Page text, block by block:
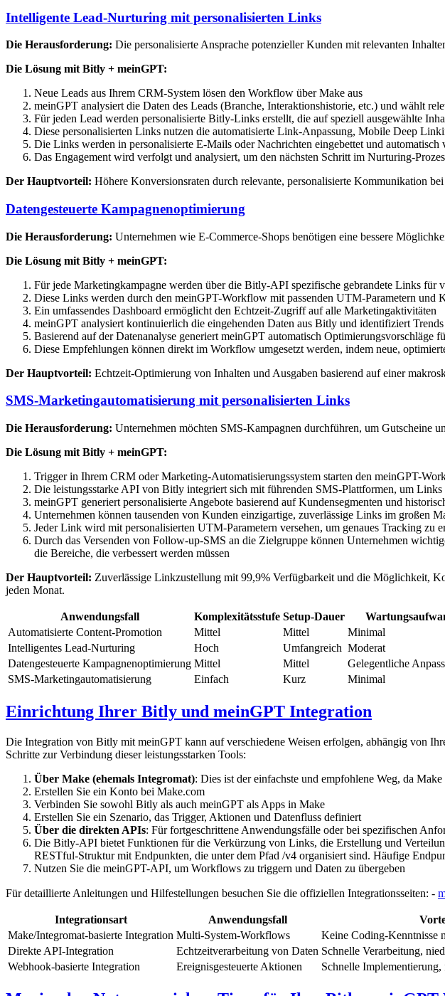
Intelligente Lead-Nurturing mit personalisierten Links
Die Herausforderung: Die personalisierte Ansprache potenzieller Kunden mit relevanten
Die Lösung mit Bitly + meinGPT:
Neue Leads aus Ihrem CRM-System lösen den Workflow über Make aus
meinGPT analysiert die Daten des Leads (Branche, Interaktionshistorie, etc.) und wählt
Für jeden Lead werden personalisierte Bitly-Links erstellt, die auf speziell ausgewählte
Diese personalisierten Links nutzen die automatisierte Link-Anpassung, Mobile Deep
Die Links werden in personalisierte E-Mails oder Nachrichten eingebettet und automatisch
Das Engagement wird verfolgt und analysiert, um den nächsten Schritt im Nurturing-
Der Hauptvorteil: Höhere Konversionsraten durch relevante, personalisierte Kommunikation
Datengesteuerte Kampagnenoptimierung
Die Herausforderung: Unternehmen wie E-Commerce-Shops benötigen eine bessere
Die Lösung mit Bitly + meinGPT:
Für jede Marketingkampagne werden über die Bitly-API spezifische gebrandete Links für
Diese Links werden durch den meinGPT-Workflow mit passenden UTM-Parametern und
Ein umfassendes Dashboard ermöglicht den Echtzeit-Zugriff auf alle Marketingaktivitäten
meinGPT analysiert kontinuierlich die eingehenden Daten aus Bitly und identifiziert
Basierend auf der Datenanalyse generiert meinGPT automatisch Optimierungsvorschläge
Diese Empfehlungen können direkt im Workflow umgesetzt werden, indem neue,
Der Hauptvorteil: Echtzeit-Optimierung von Inhalten und Ausgaben basierend auf einer
SMS-Marketingautomatisierung mit personalisierten Links
Die Herausforderung: Unternehmen möchten SMS-Kampagnen durchführen, um Gutscheine
Die Lösung mit Bitly + meinGPT:
Trigger in Ihrem CRM oder Marketing-Automatisierungssystem starten den meinGPT-
Die leistungsstarke API von Bitly integriert sich mit führenden SMS-Plattformen, um Links
meinGPT generiert personalisierte Angebote basierend auf Kundensegmenten und
Unternehmen können tausenden von Kunden einzigartige, zuverlässige Links im großen
Jeder Link wird mit personalisierten UTM-Parametern versehen, um genaues Tracking zu
Durch das Versenden von Follow-up-SMS an die Zielgruppe können Unternehmen
die Bereiche, die verbessert werden müssen
Der Hauptvorteil: Zuverlässige Linkzustellung mit 99,9% Verfügbarkeit und die Möglichkeit,
jeden Monat.
Anwendungsfall Komplexitätsstufe Setup-Dauer
Automatisierte Content-Promotion
Mittel Mittel Minimal
Intelligentes Lead-Nurturing
Hoch Umfangreich Moderat
Datengesteuerte Kampagnenoptimierung Mittel Mittel Gelegentliche
SMS-Marketingautomatisierung
Einfach Kurz Minimal
Einrichtung Ihrer Bitly und meinGPT Integration
Die Integration von Bitly mit meinGPT kann auf verschiedene Weisen erfolgen, abhängig von
Schritte zur Verbindung dieser leistungsstarken Tools:
Über Make (ehemals Integromat): Dies ist der einfachste und empfohlene Weg, da
Erstellen Sie ein Konto bei Make.com
Verbinden Sie sowohl Bitly als auch meinGPT als Apps in Make
Erstellen Sie ein Szenario, das Trigger, Aktionen und Datenfluss definiert
Über die direkten APIs: Für fortgeschrittene Anwendungsfälle oder bei spezifischen
Die Bitly-API bietet Funktionen für die Verkürzung von Links, die Erstellung und
RESTful-Struktur mit Endpunkten, die unter dem Pfad /v4 organisiert sind. Häufige
Nutzen Sie die meinGPT-API, um Workflows zu triggern und Daten zu übergeben
Für detaillierte Anleitungen und Hilfestellungen besuchen Sie die offiziellen Integrationsseiten: -
Integrationsart Anwendungsfall
Make/Integromat-basierte Integration Multi-System-Workflows Keine Coding-Kenntnisse
Direkte API-Integration
Echtzeitverarbeitung von Daten Schnelle Verarbeitung,
Webhook-basierte Integration
Ereignisgesteuerte Aktionen Schnelle